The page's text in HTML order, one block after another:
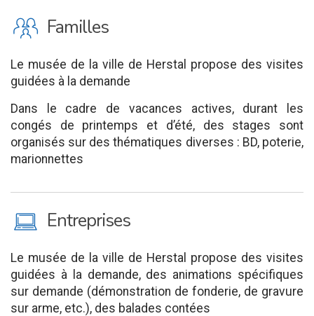
K Familles
Le musée de la ville de Herstal propose des visites
guidées à la demande
Dans le cadre de vacances actives, durant les
congés de printemps et d’été, des stages sont
organisés sur des thématiques diverses : BD, poterie,
marionnettes
M Entreprises
Le musée de la ville de Herstal propose des visites
guidées à la demande, des animations spécifiques
sur demande (démonstration de fonderie, de gravure
sur arme, etc.), des balades contées